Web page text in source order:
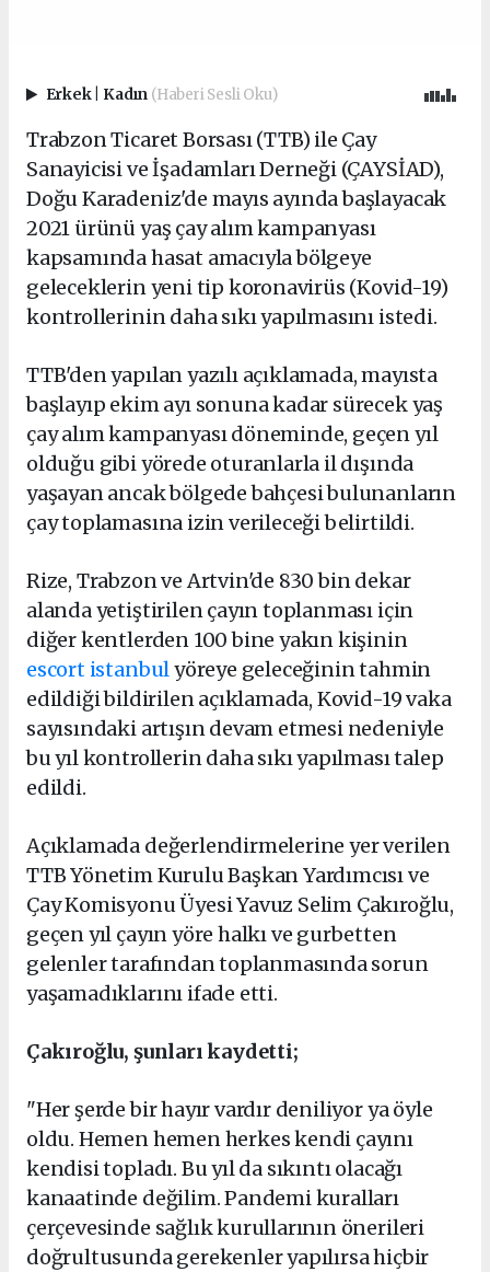
Erkek Kadın (Haberi Sesli Oku)
Trabzon Ticaret Borsası (TTB) ile Çay
Sanayicisi ve İşadamları Derneği (ÇAYSİAD),
Doğu Karadeniz'de mayıs ayında başlayacak
2021 ürünü yaş çay alım kampanyası
kapsamında hasat amacıyla bölgeye
geleceklerin yeni tip koronavirüs (Kovid-19)
kontrollerinin daha sıkı yapılmasını istedi.
TTB'den yapılan yazılı açıklamada, mayısta
başlayıp ekim ayı sonuna kadar sürecek yaş
çay alım kampanyası döneminde, geçen yıl
olduğu gibi yörede oturanlarla il dışında
yaşayan ancak bölgede bahçesi bulunanların
çay toplamasına izin verileceği belirtildi.
Rize, Trabzon ve Artvin'de 830 bin dekar
alanda yetiştirilen çayın toplanması için
diğer kentlerden 100 bine yakın kişinin
escort istanbulyöreye geleceğinin tahmin
edildiği bildirilen açıklamada, Kovid-19 vaka
sayısındaki artışın devam etmesi nedeniyle
bu yıl kontrollerin daha sıkı yapılması talep
edildi.
Açıklamada değerlendirmelerine yer verilen
TTB Yönetim Kurulu Başkan Yardımcısı ve
Çay Komisyonu Üyesi Yavuz Selim Çakıroğlu,
geçen yıl çayın yöre halkı ve gurbetten
gelenler tarafından toplanmasında sorun
yaşamadıklarını ifade etti.
Çakıroğlu, şunları kaydetti;
"Her şerde bir hayır vardır deniliyor ya öyle
oldu. Hemen hemen herkes kendi çayını
kendisi topladı. Bu yıl da sıkıntı olacağı
kanaatinde değilim. Pandemi kuralları
çerçevesinde sağlık kurullarının önerileri
doğrultusunda gerekenler yapılırsa hiçbir